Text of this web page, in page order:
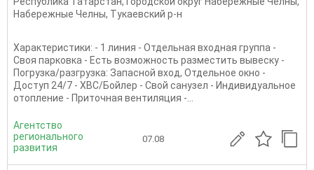
Набережные Челны, Тукаевский р-н
Характеристики: - 1 линия - Отдельная входная группа -
Своя парковка - Есть возможность разместить вывеску -
Погрузка/разгрузка: Запасной вход, Отдельное окно -
Доступ 24/7 - ХВС/Бойлер - Свой санузел - Индивидуальное
отопление - Приточная вентиляция -...
Агентство
регионального
развития
07.08